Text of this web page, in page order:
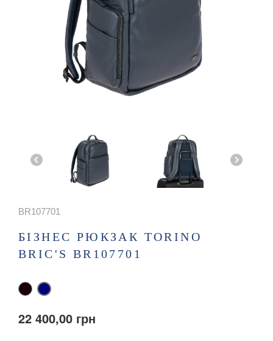
BR107701
БІЗНЕС РЮКЗАК TORINO
BRIC'S BR107701
Black
001
синій
22 400,00 грн